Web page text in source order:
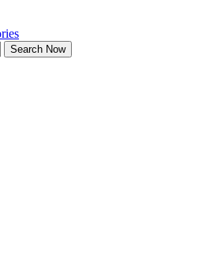
Search Now